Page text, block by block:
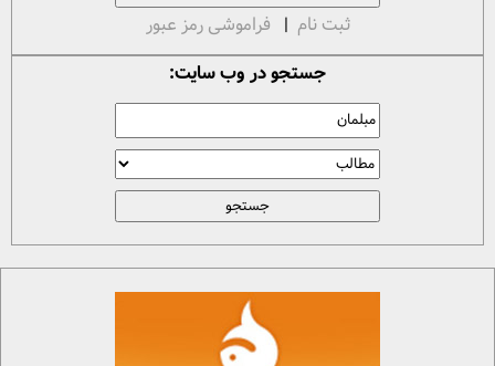
ثبت نام | فراموشی رمز عبور
جستجو در وب سایت: